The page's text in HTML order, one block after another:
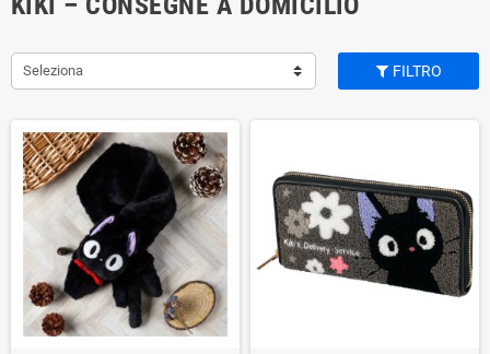
Seleziona FILTRO